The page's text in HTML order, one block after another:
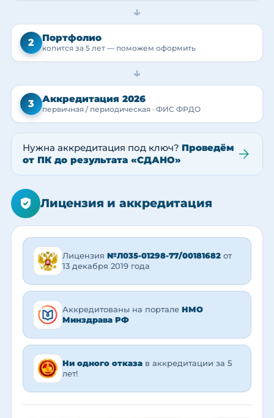
→
2 Портфолио
копится за 5 лет — поможем оформить
→
3 Аккредитация 2026
первичная / периодическая · ФИС ФРДО
Нужна аккредитация под ключ? Проведём
от ПК до результата «СДАНО»
Лицензия и аккредитация
Лицензия №Л035-01298-77/00181682 от
13 декабря 2019 года
Аккредитованы на портале НМО
Минздрава РФ
Ни одного отказа в аккредитации за 5
лет!